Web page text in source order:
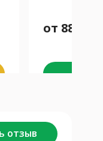
от 885
отзыв